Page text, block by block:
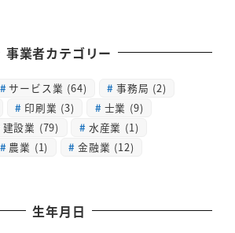
事業者カテゴリー
サービス業 (64) 事務局 (2)
印刷業 (3) 士業 (9)
建設業 (79) 水産業 (1)
農業 (1) 金融業 (12)
生年月日